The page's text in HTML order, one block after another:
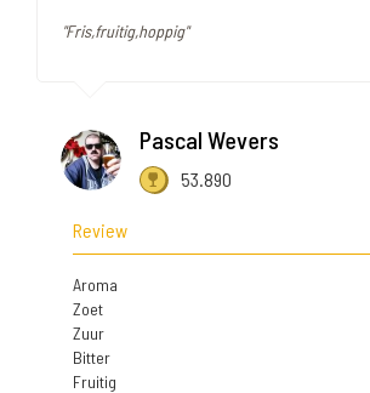
"Fris,fruitig,hoppig"
Pascal Wevers
53.890
Review
Aroma
Zoet
Zuur
Bitter
Fruitig